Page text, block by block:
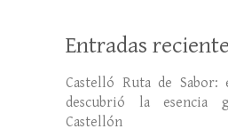
Entradas
Castelló Ruta de
descubrió la esencia
Castellón